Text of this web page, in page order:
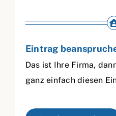
Eintrag
Das ist Ihre Firma,
ganz einfach diesen